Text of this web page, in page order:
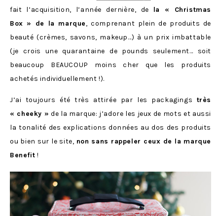
fait l’acquisition, l’année dernière, de la « Christmas
Box » de la marque, comprenant plein de produits de
beauté (crèmes, savons, makeup…) à un prix imbattable
(je crois une quarantaine de pounds seulement… soit
beaucoup BEAUCOUP moins cher que les produits
achetés individuellement !).
J’ai toujours été très attirée par les packagings très
« cheeky » de la marque: j’adore les jeux de mots et aussi
la tonalité des explications données au dos des produits
ou bien sur le site, non sans rappeler ceux de la marque
Benefit !